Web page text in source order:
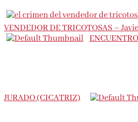
VENDEDOR DE TRICOTOSAS –
JURADO (CICATRIZ)